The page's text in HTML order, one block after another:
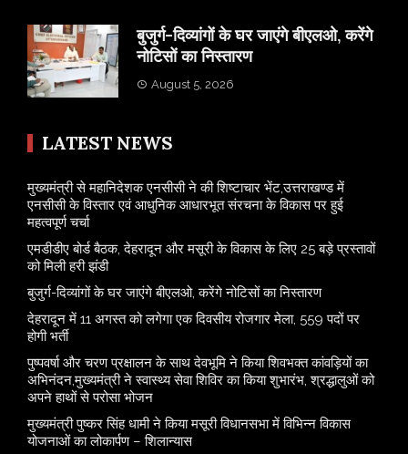
बुजुर्ग-दिव्यांगों के घर जाएंगे बीएलओ, करेंगे
नोटिसों का निस्तारण
August 5, 2026
LATEST NEWS
मुख्यमंत्री से महानिदेशक एनसीसी ने की शिष्टाचार भेंट,उत्तराखण्ड में
एनसीसी के विस्तार एवं आधुनिक आधारभूत संरचना के विकास पर हुई
महत्वपूर्ण चर्चा
एमडीडीए बोर्ड बैठक, देहरादून और मसूरी के विकास के लिए 25 बड़े प्रस्तावों
को मिली हरी झंडी
बुजुर्ग-दिव्यांगों के घर जाएंगे बीएलओ, करेंगे नोटिसों का निस्तारण
​देहरादून में 11 अगस्त को लगेगा एक दिवसीय रोजगार मेला, 559 पदों पर
होगी भर्ती
पुष्पवर्षा और चरण प्रक्षालन के साथ देवभूमि ने किया शिवभक्त कांवड़ियों का
अभिनंदन,मुख्यमंत्री ने स्वास्थ्य सेवा शिविर का किया शुभारंभ, श्रद्धालुओं को
अपने हाथों से परोसा भोजन
मुख्यमंत्री पुष्कर सिंह धामी ने किया मसूरी विधानसभा में विभिन्न विकास
योजनाओं का लोकार्पण – शिलान्यास